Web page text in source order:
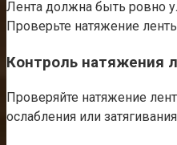
Лента должна быть ровно
Проверьте натяжение
Контроль натяжения
Проверяйте натяжение
ослабления или